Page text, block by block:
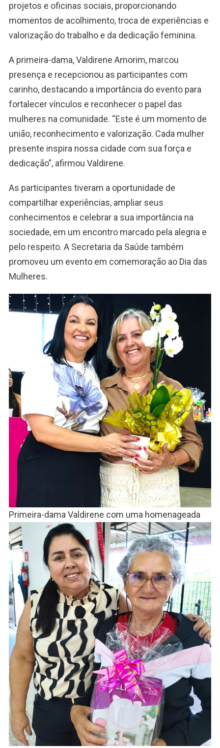
projetos e oficinas sociais, proporcionando
momentos de acolhimento, troca de experiências e
valorização do trabalho e da dedicação feminina.
A primeira-dama, Valdirene Amorim, marcou
presença e recepcionou as participantes com
carinho, destacando a importância do evento para
fortalecer vínculos e reconhecer o papel das
mulheres na comunidade. “Este é um momento de
união, reconhecimento e valorização. Cada mulher
presente inspira nossa cidade com sua força e
dedicação”, afirmou Valdirene.
As participantes tiveram a oportunidade de
compartilhar experiências, ampliar seus
conhecimentos e celebrar a sua importância na
sociedade, em um encontro marcado pela alegria e
pelo respeito. A Secretaria da Saúde também
promoveu um evento em comemoração ao Dia das
Mulheres.
Primeira-dama Valdirene com uma homenageada